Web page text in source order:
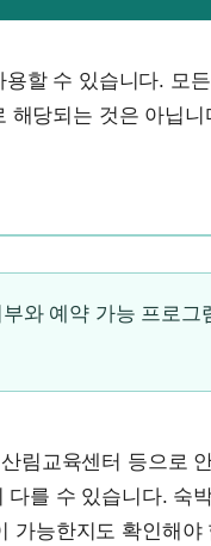
할 수 있습니다. 모든
해당되는 것은 아닙니
와 예약 가능 프로그
림교육센터 등으로
를 수 있습니다. 숙
가능한지도 확인해야